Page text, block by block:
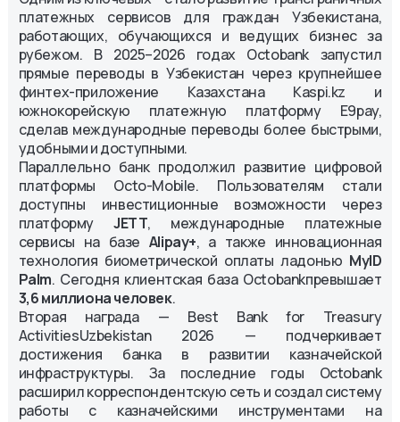
платежных сервисов для граждан Узбекистана,
работающих, обучающихся и ведущих бизнес за
рубежом. В 2025–2026 годах Octobank запустил
прямые переводы в Узбекистан через крупнейшее
финтех-приложение Казахстана Kaspi.kz и
южнокорейскую платежную платформу E9pay,
сделав международные переводы более быстрыми,
удобными и доступными.
Параллельно банк продолжил развитие цифровой
платформы Octo-Mobile. Пользователям стали
доступны инвестиционные возможности через
платформуJETT, международные платежные
сервисы на базе Alipay+, а также инновационная
технология биометрической оплаты ладонью MyID
Palm. Сегодня клиентская база Octobankпревышает
3,6 миллиона человек.
Вторая награда — Best Bank for Treasury
ActivitiesUzbekistan 2026 — подчеркивает
достижения банка в развитии казначейской
инфраструктуры. За последние годы Octobank
расширил корреспондентскую сеть и создал систему
работы с казначейскими инструментами на